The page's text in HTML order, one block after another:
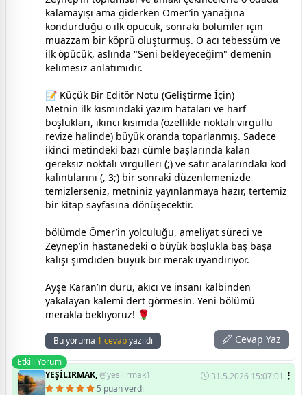
kalamayışı ama giderken Ömer’in yanağına
kondurduğu o ilk öpücük, sonraki bölümler için
muazzam bir köprü oluşturmuş. O acı tebessüm ve
ilk öpücük, aslında "Seni bekleyeceğim" demenin
kelimesiz anlatımıdır.
📝 Küçük Bir Editör Notu (Geliştirme İçin)
Metnin ilk kısmındaki yazım hataları ve harf
boşlukları, ikinci kısımda (özellikle noktalı virgüllü
revize halinde) büyük oranda toparlanmış. Sadece
ikinci metindeki bazı cümle başlarında kalan
gereksiz noktalı virgülleri (;) ve satır aralarındaki kod
kalıntılarını (​, 3;) bir sonraki düzenlemenizde
temizlerseniz, metniniz yayınlanmaya hazır, tertemiz
bir kitap sayfasına dönüşecektir.
bölümde Ömer’in yolculuğu, ameliyat süreci ve
Zeynep’in hastanedeki o büyük boşlukla baş başa
kalışı şimdiden büyük bir merak uyandırıyor.
Ayşe Karan’ın duru, akıcı ve insanı kalbinden
yakalayan kalemi dert görmesin. Yeni bölümü
merakla bekliyoruz! 🌹
Bu yoruma 1 cevapyazıldı Cevap Yaz
Etkili Yorum
YEŞİLIRMAK,@yesilirmak1
31.5.2026 15:07:01
5 puan verdi